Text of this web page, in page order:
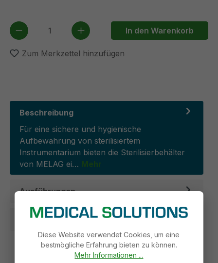
Produkt Anzahl: Gib den gewünschten
In den Warenkorb
Zum Merkzettel hinzufügen
Beschreibung
Für eine sichere und hygienische
Aufbewahrung von sterilisiertem
Instrumentarium bieten die Sterilisierbehälter
von MELAG ei… Mehr
Ausführungen
Rechtliche Informationen
Diese Website verwendet Cookies, um eine
bestmögliche Erfahrung bieten zu können.
Mehr Informationen ...